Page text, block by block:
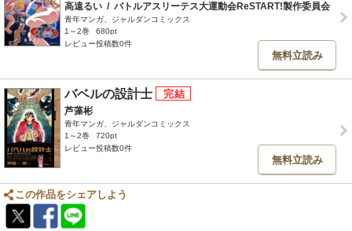
高遠るい / バトルアスリーテス大運動会ReSTART!製作委員会
青年マンガ、ジャルダンコミックス
1～2巻
680pt
レビュー投稿数0件
無料立読み
バベルの設計士
芦藻彬
青年マンガ、ジャルダンコミックス
1～2巻
720pt
レビュー投稿数0件
無料立読み
この作品をシェアしよう